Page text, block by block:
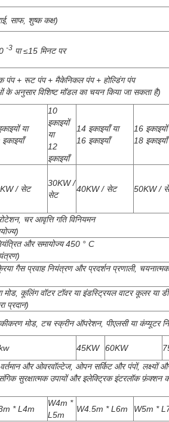
साफ, शुष्क कक्ष)
-3 पा ≤15 मिनट पर
पंप + रूट पंप + मैकेनिकल पंप + होल्डिंग पंप
अनुसार विशिष्ट मॉडल का चयन किया जा सकता है)
या
10
इकाइयों
या
12
इकाइयाँ
14 इकाइयाँ या
16 इकाइयाँ
16 इकाइयों
18 इकाइयाँ
/ सेट
30KW /
सेट
40KW / सेट 50KW /
चर आवृत्ति गति विनियमन
और समायोज्य 450 ° C
गैस प्रवाह नियंत्रण और प्रदर्शन प्रणाली,
कूलिंग वॉटर टॉवर या इंडस्ट्रियल वाटर कूलर या
प्रदान)
मोड, टच स्क्रीन ऑपरेशन, पीएलसी या कंप्यूटर
45KW 60KW
वर्तमान और ओवरवॉल्टेज, ओपन सर्किट और पंपों, लक्ष्यों
सुरक्षात्मक उपायों और इलेक्ट्रिक इंटरलॉक फ़ंक्शन को
* L4m
W4m *
L5m
W4.5m * L6m
W5m *